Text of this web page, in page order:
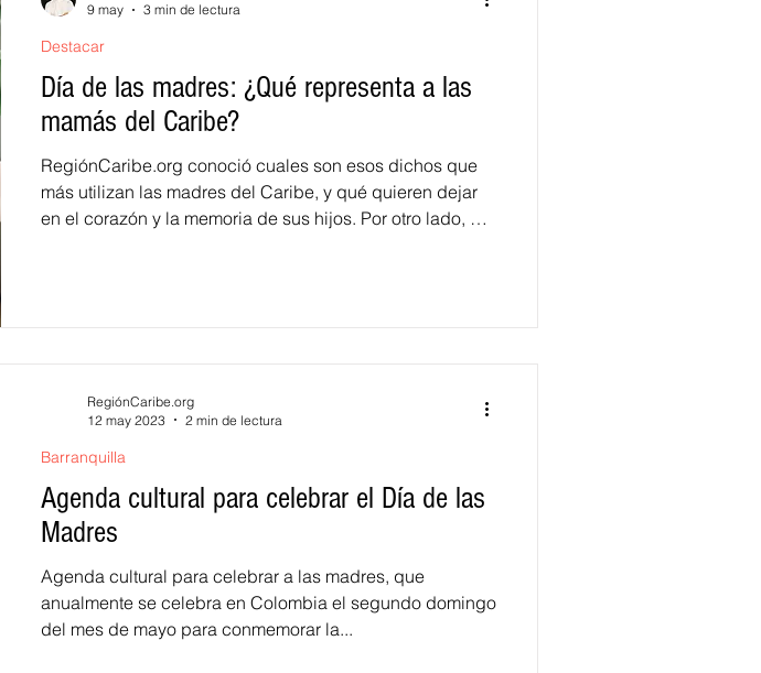
Día de las madres: ¿Qué representa a las
mamás del Caribe?
RegiónCaribe.org conoció cuales son esos dichos que
más utilizan las madres del Caribe, y qué quieren dejar
en el corazón y la memoria de sus hijos. Por otro lado, de
Destacar
9 may
3 min de lectura
Agenda cultural para celebrar el Día de las
Madres
Agenda cultural para celebrar a las madres, que
anualmente se celebra en Colombia el segundo domingo
del mes de mayo para conmemorar la...
Barranquilla
RegiónCaribe.org
12 may 2023
2 min de lectura